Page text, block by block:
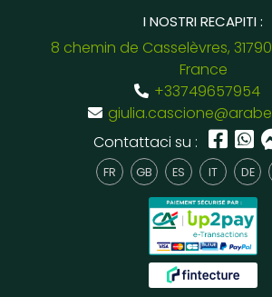
I NOSTRI RECAPITI :
8 chemin de Casselèvres,
France
+33749657954
Contattaci su :
FR GB ES IT DE